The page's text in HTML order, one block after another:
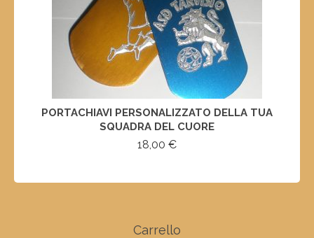
PORTACHIAVI PERSONALIZZATO DELLA TUA
SQUADRA DEL CUORE
18,00 €
Carrello